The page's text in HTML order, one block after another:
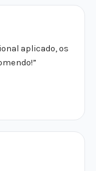
aplicado, os